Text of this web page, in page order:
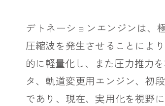
デトネーションエンジンは、
圧縮波を発生させることによ
的に軽量化し、また圧力推力
タ、軌道変更用エンジン、初
であり、現在、実用化を視野